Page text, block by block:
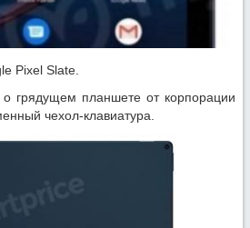
Pixel Slate.
грядущем планшете от корпорации
чехол-клавиатура.